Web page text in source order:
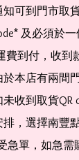
可到門市取
及必須於
費到付，收到
本店有兩間
收到取貨
，選擇南豐
急單，如急